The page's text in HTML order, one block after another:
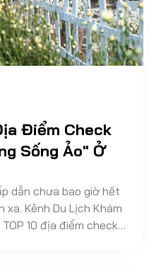
Điểm Check
Sống Ảo" Ở
dẫn chưa bao giờ hết
xa. Kênh Du Lịch Khám
10 địa điểm check